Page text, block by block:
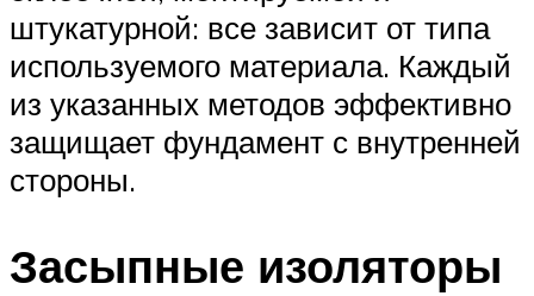
штукатурной: все зависит от типа
используемого материала. Каждый
из указанных методов эффективно
защищает фундамент с внутренней
стороны.
Засыпные изоляторы